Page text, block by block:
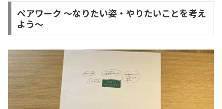
ペアワーク 〜なりたい姿・やりたいことを考え
よう〜